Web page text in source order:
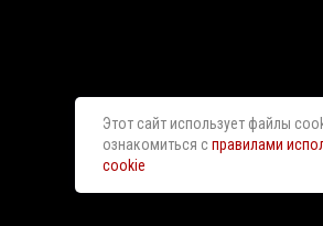
Этот сайт использует файлы
ознакомиться справилами
cookie